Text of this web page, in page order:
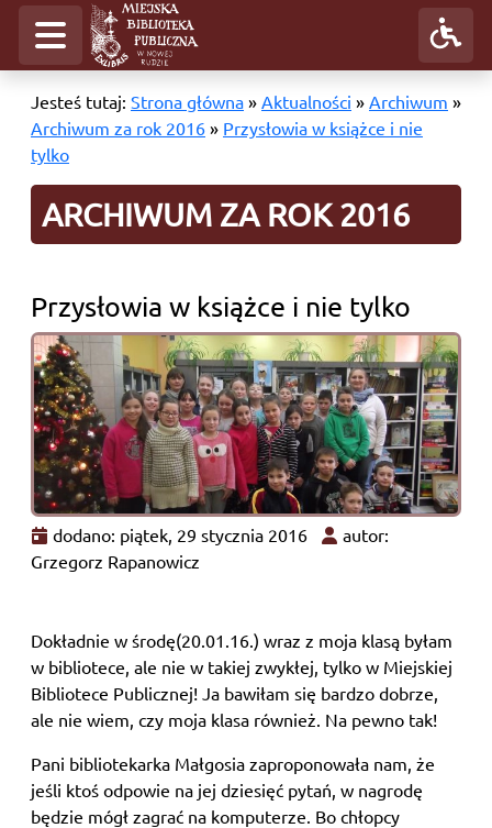
Jesteś tutaj: Strona główna » Aktualności » Archiwum »
Archiwum za rok 2016 » Przysłowia w książce i nie
tylko
ARCHIWUM ZA ROK 2016
Przysłowia w książce i nie tylko
dodano: piątek, 29 stycznia 2016
autor:
Grzegorz Rapanowicz
Dokładnie w środę(20.01.16.) wraz z moja klasą byłam
w bibliotece, ale nie w takiej zwykłej, tylko w Miejskiej
Bibliotece Publicznej! Ja bawiłam się bardzo dobrze,
ale nie wiem, czy moja klasa również. Na pewno tak!
Pani bibliotekarka Małgosia zaproponowała nam, że
jeśli ktoś odpowie na jej dziesięć pytań, w nagrodę
będzie mógł zagrać na komputerze. Bo chłopcy